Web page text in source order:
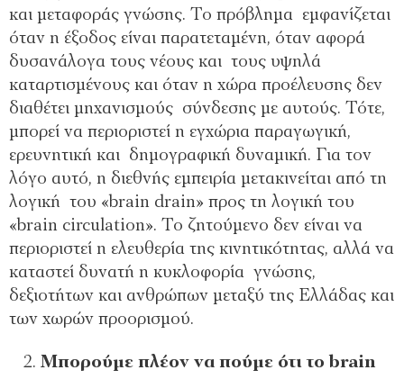
και μεταφοράς γνώσης. Το πρόβλημα εμφανίζεται
όταν η έξοδος είναι παρατεταμένη, όταν αφορά
δυσανάλογα τους νέους και τους υψηλά
καταρτισμένους και όταν η χώρα προέλευσης δεν
διαθέτει μηχανισμούς σύνδεσης με αυτούς. Τότε,
μπορεί να περιοριστεί η εγχώρια παραγωγική,
ερευνητική και δημογραφική δυναμική. Για τον
λόγο αυτό, η διεθνής εμπειρία μετακινείται από τη
λογική του «brain drain» προς τη λογική του
«brain circulation». Το ζητούμενο δεν είναι να
περιοριστεί η ελευθερία της κινητικότητας, αλλά να
καταστεί δυνατή η κυκλοφορία γνώσης,
δεξιοτήτων και ανθρώπων μεταξύ της Ελλάδας και
των χωρών προορισμού.
Μπορούμε πλέον να πούμε ότι το brain